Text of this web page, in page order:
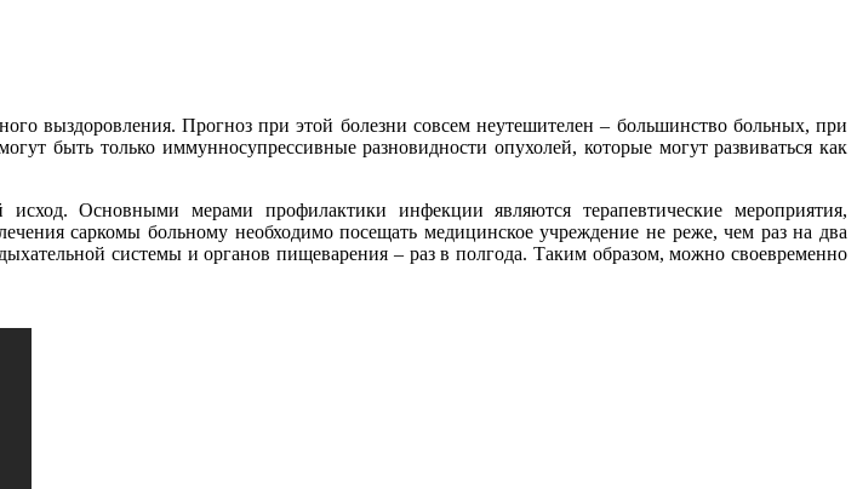
выздоровления. Прогноз при этой болезни совсем неутешителен – большинство больных, при
быть только иммунносупрессивные разновидности опухолей, которые могут развиваться как
Основными мерами профилактики инфекции являются терапевтические мероприятия,
саркомы больному необходимо посещать медицинское учреждение не реже, чем раз на два
системы и органов пищеварения – раз в полгода. Таким образом, можно своевременно